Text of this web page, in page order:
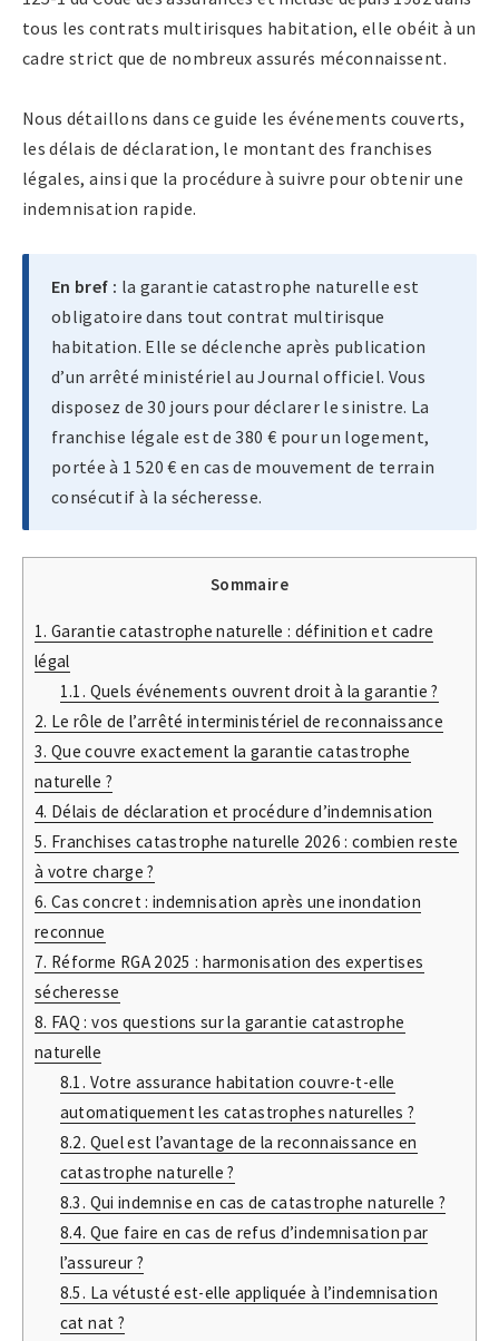
tous les contrats multirisques habitation, elle obéit à un
cadre strict que de nombreux assurés méconnaissent.
Nous détaillons dans ce guide les événements couverts,
les délais de déclaration, le montant des franchises
légales, ainsi que la procédure à suivre pour obtenir une
indemnisation rapide.
En bref : la garantie catastrophe naturelle est
obligatoire dans tout contrat multirisque
habitation. Elle se déclenche après publication
d’un arrêté ministériel au Journal officiel. Vous
disposez de 30 jours pour déclarer le sinistre. La
franchise légale est de 380 € pour un logement,
portée à 1 520 € en cas de mouvement de terrain
consécutif à la sécheresse.
Sommaire
1. Garantie catastrophe naturelle : définition et cadre
légal
1.1. Quels événements ouvrent droit à la garantie ?
2. Le rôle de l’arrêté interministériel de reconnaissance
3. Que couvre exactement la garantie catastrophe
naturelle ?
4. Délais de déclaration et procédure d’indemnisation
5. Franchises catastrophe naturelle 2026 : combien reste
à votre charge ?
6. Cas concret : indemnisation après une inondation
reconnue
7. Réforme RGA 2025 : harmonisation des expertises
sécheresse
8. FAQ : vos questions sur la garantie catastrophe
naturelle
8.1. Votre assurance habitation couvre-t-elle
automatiquement les catastrophes naturelles ?
8.2. Quel est l’avantage de la reconnaissance en
catastrophe naturelle ?
8.3. Qui indemnise en cas de catastrophe naturelle ?
8.4. Que faire en cas de refus d’indemnisation par
l’assureur ?
8.5. La vétusté est-elle appliquée à l’indemnisation
cat nat ?